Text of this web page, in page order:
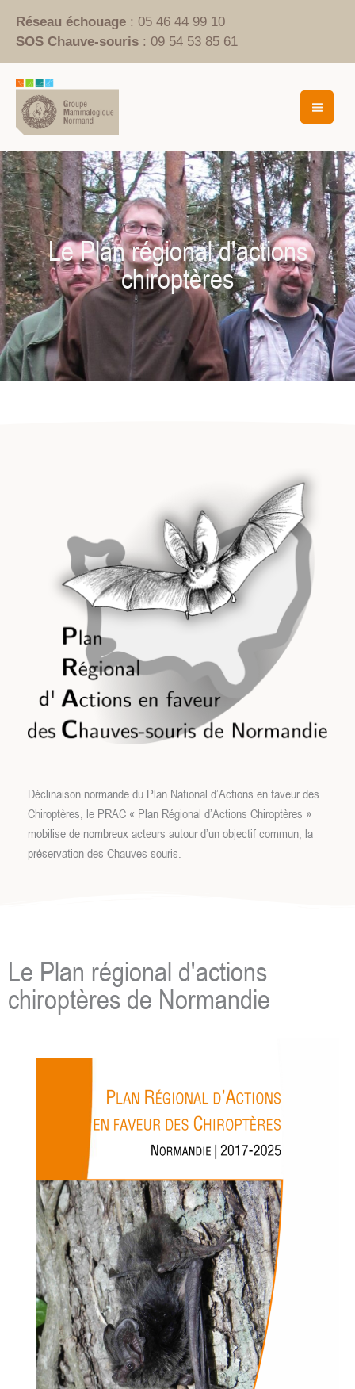
contenu
Réseau échouage : 05 46 44 99 10
SOS Chauve-souris : 09 54 53 85 61
Le Plan régional d'actions
chiroptères
Déclinaison normande du Plan National d’Actions en faveur des
Chiroptères, le PRAC « Plan Régional d’Actions Chiroptères »
mobilise de nombreux acteurs autour d’un objectif commun, la
préservation des Chauves-souris.
Le Plan régional d'actions
chiroptères de Normandie